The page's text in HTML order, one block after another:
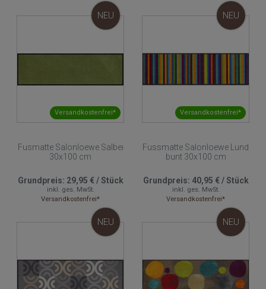
Versandkostenfrei*
NEU
Fusmatte Salonloewe Salbei
30x100 cm
Grundpreis: 29,95 €/Stück
inkl. ges. MwSt.
Versandkostenfrei*
Versandkostenfrei*
NEU
Fussmatte Salonloewe Lund
bunt 30x100 cm
Grundpreis: 40,95 €/Stück
inkl. ges. MwSt.
Versandkostenfrei*
NEU NEU